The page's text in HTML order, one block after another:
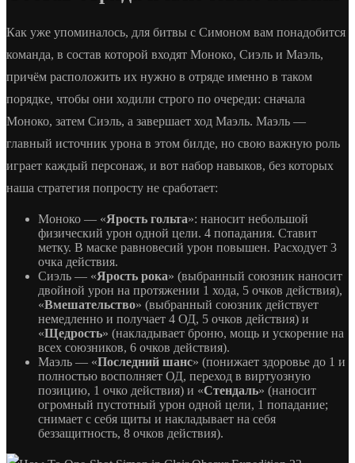
Как уже упоминалось, для битвы с Симоном вам понадобится
команда, в состав которой входят Моноко, Сиэль и Маэль,
причём расположить их нужно в отряде именно в таком
порядке, чтобы они ходили строго по очереди: сначала
Моноко, затем Сиэль, а завершает ход Маэль. Маэль —
главный источник урона в этом билде, но свою важную роль
играет каждый персонаж, и вот набор навыков, без которых
наша стратегия попросту не сработает:
Моноко — «Ярость гольта»: наносит небольшой
физический урон одной цели. 4 попадания. Ставит
метку. В маске равновесий урон повышен. Расходует 3
очка действия.
Сиэль — «Ярость рока» (выбранный союзник наносит
двойной урон на протяжении 1 хода, 5 очков действия),
«Вмешательство» (выбранный союзник действует
немедленно и получает 4 ОД, 5 очков действия) и
«Щедрость» (накладывает броню, мощь и ускорение на
всех союзников, 6 очков действия).
Маэль — «Последний шанс» (понижает здоровье до 1 и
полностью восполняет ОД, переход в виртуозную
позицию, 1 очко действия) и «Стендаль» (наносит
огромный пустотный урон одной цели, 1 попадание;
снимает с себя щиты и накладывает на себя
беззащитность, 8 очков действия).